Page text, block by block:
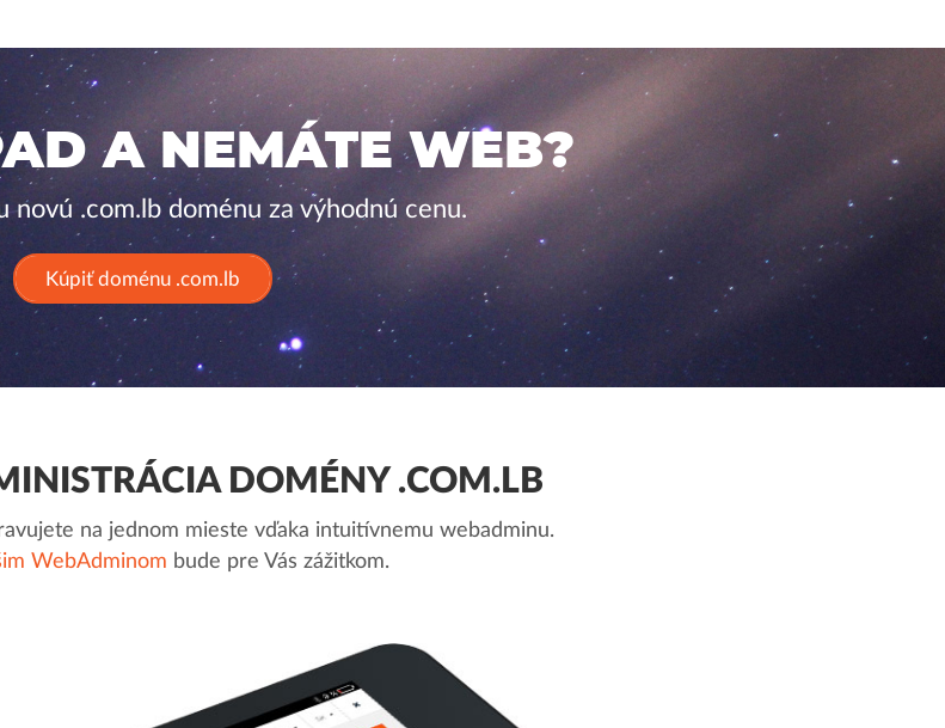
A NEMÁTE WEB?
novú .com.lb doménu za výhodnú cenu.
Kúpiť doménu .com.lb
DOMÉNY .COM.LB
na jednom mieste vďaka intuitívnemu webadminu.
WebAdminom bude pre Vás zážitkom.